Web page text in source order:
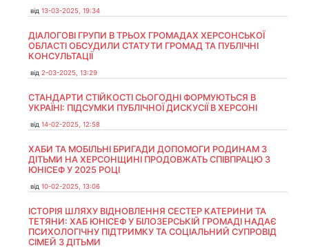
від 13-03-2025, 19:34
ДІАЛОГОВІ ГРУПИ В ТРЬОХ ГРОМАДАХ ХЕРСОНСЬКОЇ
ОБЛАСТІ ОБСУДИЛИ СТАТУТИ ГРОМАД ТА ПУБЛІЧНІ
КОНСУЛЬТАЦІЇ
від 2-03-2025, 13:29
СТАНДАРТИ СТІЙКОСТІ СЬОГОДНІ ФОРМУЮТЬСЯ В
УКРАЇНІ: ПІДСУМКИ ПУБЛІЧНОЇ ДИСКУСІЇ В ХЕРСОНІ
від 14-02-2025, 12:58
ХАБИ ТА МОБІЛЬНІ БРИГАДИ ДОПОМОГИ РОДИНАМ З
ДІТЬМИ НА ХЕРСОНЩИНІ ПРОДОВЖАТЬ СПІВПРАЦЮ З
ЮНІСЕФ У 2025 РОЦІ
від 10-02-2025, 13:06
ІСТОРІЯ ШЛЯХУ ВІДНОВЛЕННЯ СЕСТЕР КАТЕРИНИ ТА
ТЕТЯНИ: ХАБ ЮНІСЕФ У БІЛОЗЕРСЬКІЙ ГРОМАДІ НАДАЄ
ПСИХОЛОГІЧНУ ПІДТРИМКУ ТА СОЦІАЛЬНИЙ СУПРОВІД
СІМЕЙ З ДІТЬМИ